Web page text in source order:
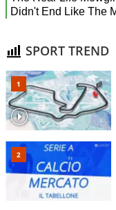
SPORT TREND